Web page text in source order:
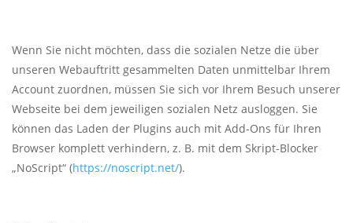
Wenn Sie nicht möchten, dass die sozialen Netze die über
unseren Webauftritt gesammelten Daten unmittelbar Ihrem
Account zuordnen, müssen Sie sich vor Ihrem Besuch unserer
Webseite bei dem jeweiligen sozialen Netz ausloggen. Sie
können das Laden der Plugins auch mit Add-Ons für Ihren
Browser komplett verhindern, z. B. mit dem Skript-Blocker
„NoScript“ (https://noscript.net/).